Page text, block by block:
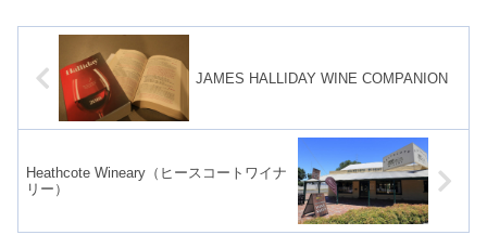
JAMES HALLIDAY WINE COMPANION
Heathcote Wineary（ヒースコートワイナ
リー）